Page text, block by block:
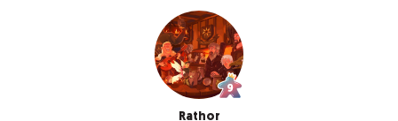
Rathor